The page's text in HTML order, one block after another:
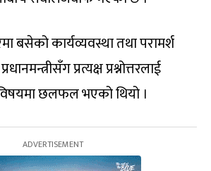
बसेको कार्यव्यवस्था तथा परामर्श
प्रत्यक्ष प्रश्नोत्तरलाई
छलफल भएको थियो ।